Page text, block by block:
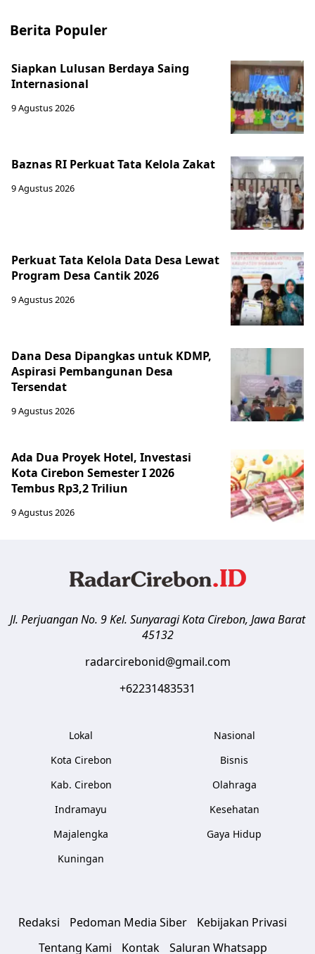
Berita Populer
Siapkan Lulusan Berdaya Saing
Internasional
9 Agustus 2026
Baznas RI Perkuat Tata Kelola Zakat
9 Agustus 2026
Perkuat Tata Kelola Data Desa Lewat
Program Desa Cantik 2026
9 Agustus 2026
Dana Desa Dipangkas untuk KDMP,
Aspirasi Pembangunan Desa
Tersendat
9 Agustus 2026
Ada Dua Proyek Hotel, Investasi
Kota Cirebon Semester I 2026
Tembus Rp3,2 Triliun
9 Agustus 2026
Jl. Perjuangan No. 9 Kel. SunyaragiKota Cirebon, Jawa Barat
45132
radarcirebonid@gmail.com
+62231483531
Lokal
Kota Cirebon
Kab. Cirebon
Indramayu
Majalengka
Kuningan
Nasional
Bisnis
Olahraga
Kesehatan
Gaya Hidup
Redaksi Pedoman Media Siber
Kebijakan Privasi
Tentang Kami
Kontak Saluran Whatsapp